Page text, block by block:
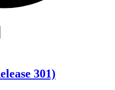
301)